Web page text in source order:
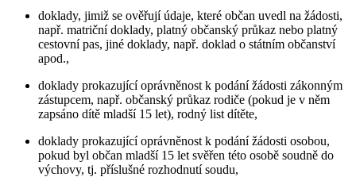
doklady, jimiž se ověřují údaje, které občan uvedl na žádosti,
např. matriční doklady, platný občanský průkaz nebo platný
cestovní pas, jiné doklady, např. doklad o státním občanství
apod.,
doklady prokazující oprávněnost k podání žádosti zákonným
zástupcem, např. občanský průkaz rodiče (pokud je v něm
zapsáno dítě mladší 15 let), rodný list dítěte,
doklady prokazující oprávněnost k podání žádosti osobou,
pokud byl občan mladší 15 let svěřen této osobě soudně do
výchovy, tj. příslušné rozhodnutí soudu,